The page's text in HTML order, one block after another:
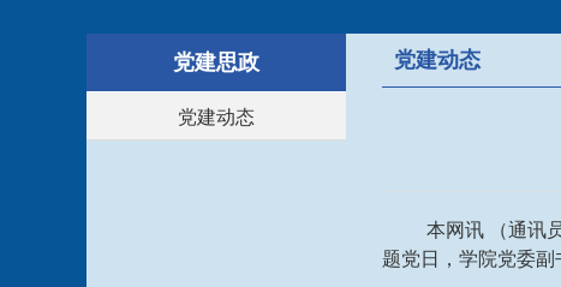
党建思政
党建动态
党建动态
本网讯 （通讯
题党日，学院党委